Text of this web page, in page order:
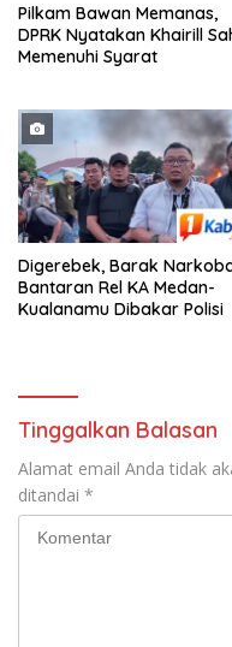
Pilkam Bawan Memanas,
DPRK Nyatakan Khairill
Memenuhi Syarat
Digerebek, Barak
Bantaran Rel KA Medan-
Kualanamu Dibakar Polisi
Tinggalkan Balasan
Alamat email Anda tidak
ditandai *